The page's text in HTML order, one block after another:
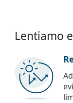
Lentiamo